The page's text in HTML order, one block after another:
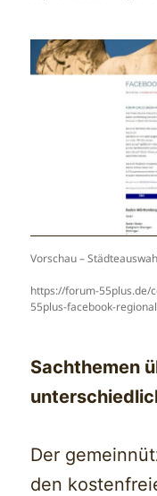
Vorschau –
https://forum-55plus.de/
55plus-facebook-
Sachthemen
Der
den